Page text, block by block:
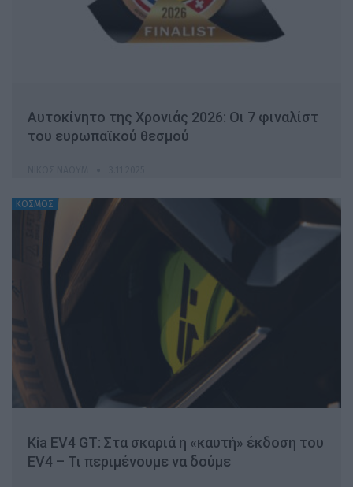
Αυτοκίνητο της Χρονιάς 2026: Οι 7 φιναλίστ
του ευρωπαϊκού θεσμού
ΚΟΣΜΟΣ
Kia EV4 GT: Στα σκαριά η «καυτή» έκδοση του
EV4 – Τι περιμένουμε να δούμε